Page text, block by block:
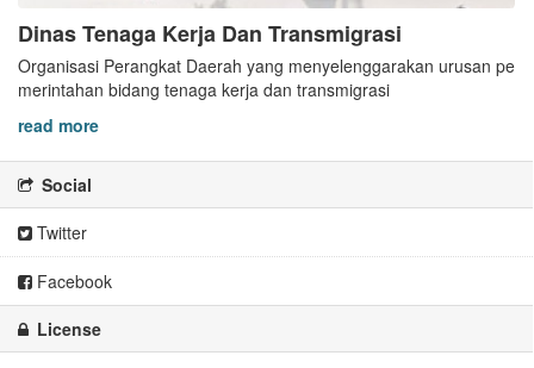
Dinas Tenaga Kerja Dan Transmigrasi
Organisasi Perangkat Daerah yang menyelenggarakan urusan pe
merintahan bidang tenaga kerja dan transmigrasi
read more
Social
Twitter
Facebook
License